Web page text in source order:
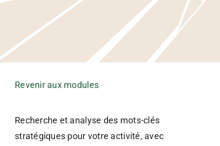
Revenir aux modules
Recherche et analyse des mots-clés
stratégiques pour votre activité, avec